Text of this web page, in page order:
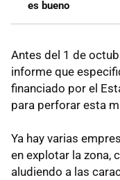
es bueno
Antes del 1 de
informe que
financiado por el
para perforar esta
Ya hay varias
en explotar la zona,
aludiendo a las